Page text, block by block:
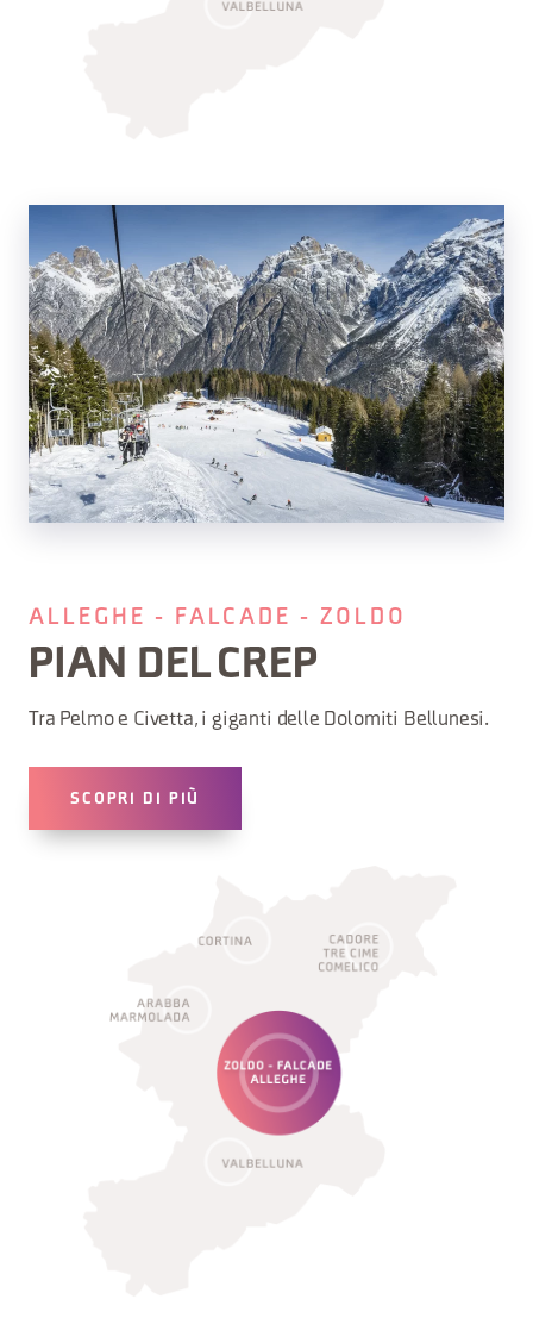
ALLEGHE - FALCADE - ZOLDO
PIAN DEL CREP
Tra Pelmo e Civetta, i giganti delle Dolomiti Bellunesi.
SCOPRI DI PIÙ